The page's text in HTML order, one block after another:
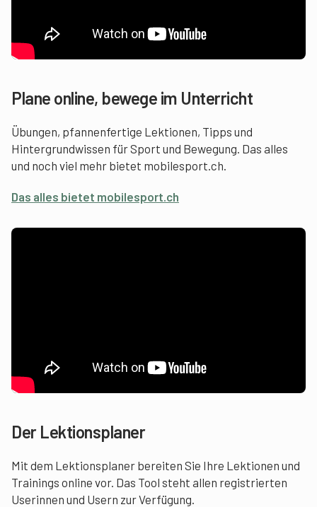
Plane online, bewege im Unterricht
Übungen, pfannenfertige Lektionen, Tipps und
Hintergrundwissen für Sport und Bewegung. Das alles
und noch viel mehr bietet mobilesport.ch.
Das alles bietet mobilesport.ch
Der Lektionsplaner
Mit dem Lektionsplaner bereiten Sie Ihre Lektionen und
Trainings online vor. Das Tool steht allen registrierten
Userinnen und Usern zur Verfügung.